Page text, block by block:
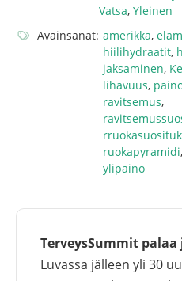
Vatsa, Yleinen
Avainsanat: amerikka,
hiilihydraatit,
jaksaminen,
lihavuus,
ravitsemus,
ruokapyramidi,
ylipaino
TerveysSummit palaa
Luvassa jälleen yli 30